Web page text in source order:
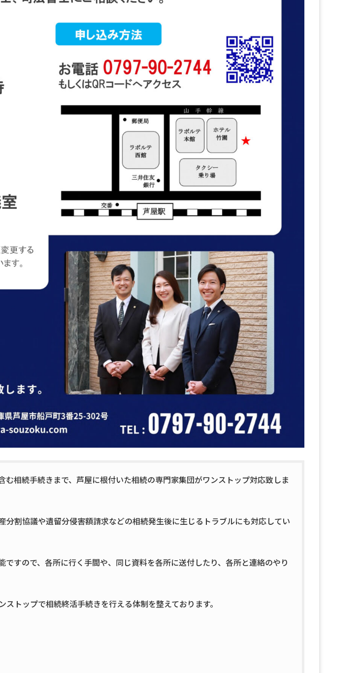
相続手続きまで、芦屋に根付いた相続の専門家集団がワンストップ対応致しま
割協議や遺留分侵害額請求などの相続発生後に生じるトラブルにも対応してい
すので、各所に行く手間や、同じ資料を各所に送付したり、各所と連絡のやり
トップで相続終活手続きを行える体制を整えております。